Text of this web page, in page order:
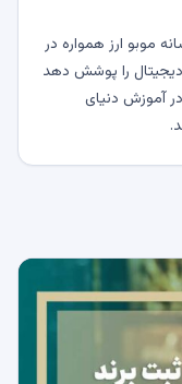
موبو ارز همواره در
دیجیتال را پوشش دهد
آموزش دنیای